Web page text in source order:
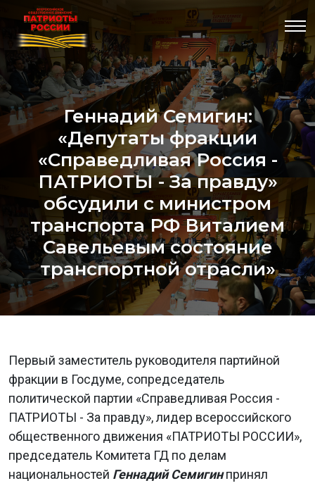
Геннадий Семигин:
«Депутаты фракции
«Справедливая Россия -
ПАТРИОТЫ - За правду»
обсудили с министром
транспорта РФ Виталием
Савельевым состояние
транспортной отрасли»
Первый заместитель руководителя партийной
фракции в Госдуме, сопредседатель
политической партии «Справедливая Россия -
ПАТРИОТЫ - За правду», лидер всероссийского
общественного движения «ПАТРИОТЫ РОССИИ»,
председатель Комитета ГД по делам
национальностей Геннадий Семигинпринял